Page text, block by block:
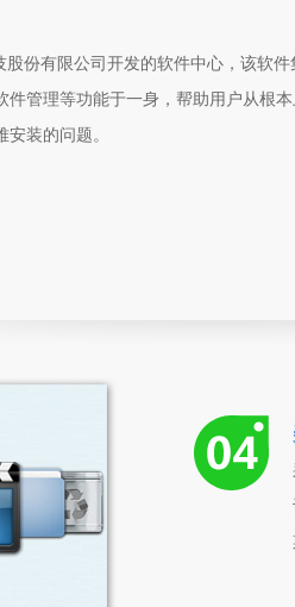
份有限公司开发的软件中心，该软件
件管理等功能于一身，帮助用户从根本
装的问题。